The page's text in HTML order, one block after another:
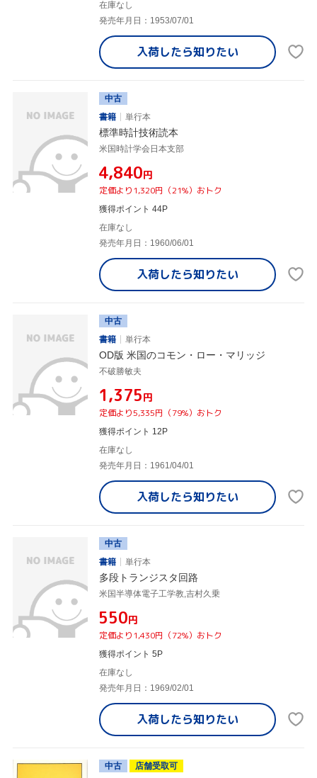
在庫なし
発売年月日：1953/07/01
入荷したら知りたい
中古
書籍
単行本
標準時計技術読本
米国時計学会日本支部
¥4,840円
定価より1,320円（21%）おトク
獲得ポイント 44P
在庫なし
発売年月日：1960/06/01
入荷したら知りたい
中古
書籍
単行本
OD版 米国のコモン・ロー・マリッジ
不破勝敏夫
¥1,375円
定価より5,335円（79%）おトク
獲得ポイント 12P
在庫なし
発売年月日：1961/04/01
入荷したら知りたい
中古
書籍
単行本
多段トランジスタ回路
米国半導体電子工学教,吉村久乗
¥550円
定価より1,430円（72%）おトク
獲得ポイント 5P
在庫なし
発売年月日：1969/02/01
入荷したら知りたい
中古
店舗受取可